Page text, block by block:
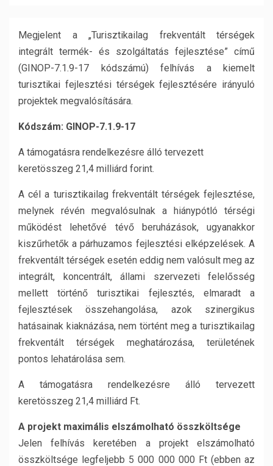
Megjelent a „Turisztikailag frekventált térségek
integrált termék- és szolgáltatás fejlesztése” című
(GINOP-7.1.9-17 kódszámú) felhívás a kiemelt
turisztikai fejlesztési térségek fejlesztésére irányuló
projektek megvalósítására.
Kódszám: GINOP-7.1.9-17
A támogatásra rendelkezésre álló tervezett
keretösszeg 21,4 milliárd forint.
A cél a turisztikailag frekventált térségek fejlesztése,
melynek révén megvalósulnak a hiánypótló térségi
működést lehetővé tévő beruházások, ugyanakkor
kiszűrhetők a párhuzamos fejlesztési elképzelések. A
frekventált térségek esetén eddig nem valósult meg az
integrált, koncentrált, állami szervezeti felelősség
mellett történő turisztikai fejlesztés, elmaradt a
fejlesztések összehangolása, azok szinergikus
hatásainak kiaknázása, nem történt meg a turisztikailag
frekventált térségek meghatározása, területének
pontos lehatárolása sem.
A támogatásra rendelkezésre álló tervezett
keretösszeg 21,4 milliárd Ft.
A projekt maximális elszámolható összköltsége
Jelen felhívás keretében a projekt elszámolható
összköltsége legfeljebb 5 000 000 000 Ft (ebben az